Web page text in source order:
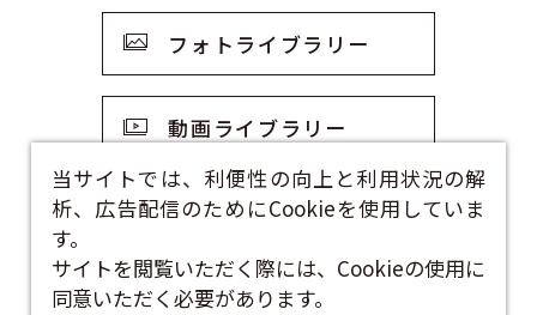
フォトライブラリー
動画ライブラリー
観光資料
お問い合わせフォーム
当サイトでは、利便性の向上と利用状況の解
析、広告配信のためにCookieを使用していま
す。
サイトを閲覧いただく際には、Cookieの使用に
同意いただく必要があります。